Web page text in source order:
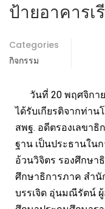
ป้ายอาคารเ
Categories
กิจกรรม
วันที่ 20 พฤศจิกาย
ได้รับเกียรติจากท่า
สพฐ. อดีตรองเลขา
ฐาน เป็นประธานใน
อ้วนวิจิตร รองศึกษา
ศึกษาธิการภาค สำนั
บรรเจิด อุ่นมณีรัตน์